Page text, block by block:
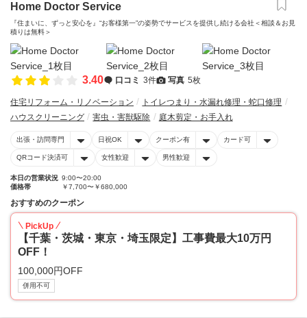
Home Doctor Service
『住まいに、ずっと安心を』“お客様第一”の姿勢でサービスを提供し続ける会社＜相談＆お見
積りは無料＞
3.40 口コミ 3件 写真 5枚
住宅リフォーム・リノベーション
トイレつまり・水漏れ修理・蛇口修理
ハウスクリーニング
害虫・害獣駆除 庭木剪定・お手入れ
出張・訪問専門 日祝OK クーポン有 カード可
QRコード決済可 女性歓迎 男性歓迎
本日の営業状況 9:00〜20:00
価格帯
￥7,700〜￥680,000
おすすめのクーポン
PickUp
【千葉・茨城・東京・埼玉限定】工事費最大10万円
OFF！
100,000円OFF
併用不可